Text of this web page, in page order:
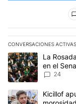
Todos los
CONVERSACIONES ACTIVAS
Este listado
Un artículo de
La
en el
24
Un artículo deKicillof